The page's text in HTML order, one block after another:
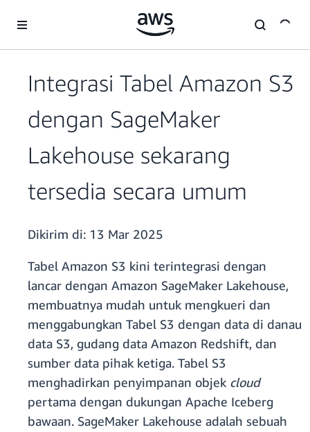
Integrasi Tabel Amazon S3
dengan SageMaker
Lakehouse sekarang
tersedia secara umum
Dikirim di: 13 Mar 2025
Tabel Amazon S3 kini terintegrasi dengan
lancar dengan Amazon SageMaker Lakehouse,
membuatnya mudah untuk mengkueri dan
menggabungkan Tabel S3 dengan data di danau
data S3, gudang data Amazon Redshift, dan
sumber data pihak ketiga. Tabel S3
menghadirkan penyimpanan objek cloud
pertama dengan dukungan Apache Iceberg
bawaan. SageMaker Lakehouse adalah sebuah